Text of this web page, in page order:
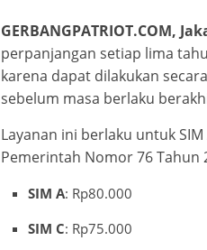
GERBANGPATRIOT.COM,
perpanjangan setiap lima
karena dapat dilakukan
sebelum masa berlaku
Layanan ini berlaku untuk
Pemerintah Nomor 76 Tahun
SIM A: Rp80.000
SIM C: Rp75.000